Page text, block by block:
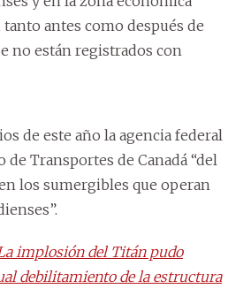
tanto antes como después de
no están registrados con
de este año la agencia federal
Transportes de Canadá “del
los sumergibles que operan
implosión del Titán pudo
debilitamiento de la estructura